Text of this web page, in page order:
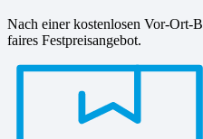
Nach einer kostenlosen Vor-Ort-
faires Festpreisangebot.